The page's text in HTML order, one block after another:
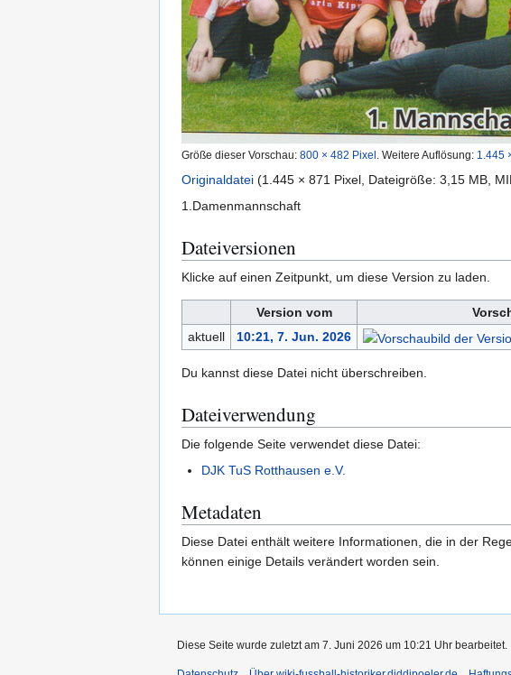
Größe dieser Vorschau: 800 × 482 Pixel Weitere Auflösung: 1.445
Originaldatei (1.445 × 871 Pixel, Dateigröße: 3,15 MB,
1.Damenmannschaft
Dateiversionen
Klicke auf einen Zeitpunkt, um diese Version zu laden.
Version vom
aktuell
10:21, 7. Jun. 2026
Du kannst diese Datei nicht überschreiben.
Dateiverwendung
Die folgende Seite verwendet diese Datei:
DJK TuS Rotthausen e.V.
Metadaten
Diese Datei enthält weitere Informationen, die in der
können einige Details verändert worden sein.
Diese Seite wurde zuletzt am 7. Juni 2026 um 10:21 Uhr bearbeitet.